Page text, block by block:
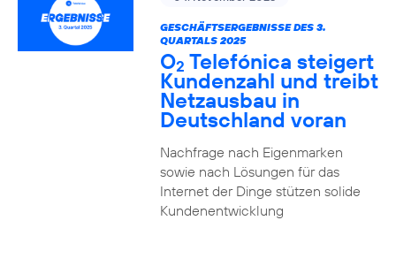
GESCHÄFTSERGEBNISSE DES 3.
QUARTALS 2025
O2 Telefónica steigert
Kundenzahl und treibt
Netzausbau in
Deutschland voran
Nachfrage nach Eigenmarken
sowie nach Lösungen für das
Internet der Dinge stützen solide
Kundenentwicklung